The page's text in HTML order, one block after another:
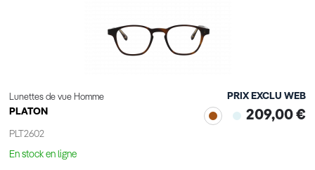
Lunettes de vue Homme
PLATON
PLT2602
PRIX EXCLU WEB
209,00 €
En stock en ligne